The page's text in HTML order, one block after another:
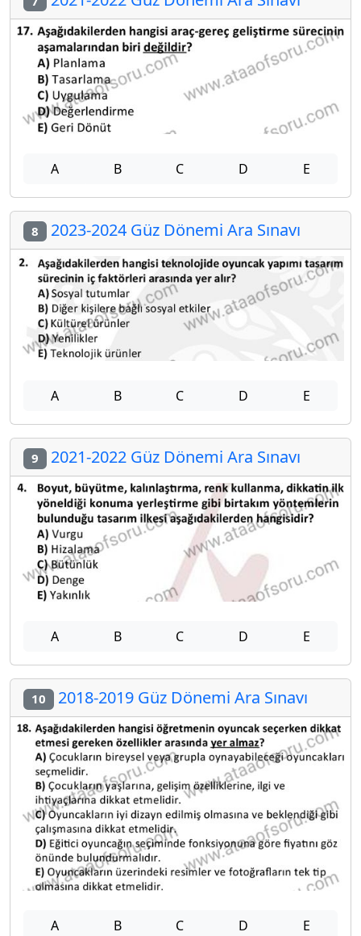
A B C D E
8 2023-2024 Güz Dönemi Ara Sınavı
A B C D E
9 2021-2022 Güz Dönemi Ara Sınavı
A B C D E
10 2018-2019 Güz Dönemi Ara Sınavı
A B C D E